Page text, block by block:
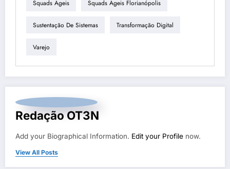
Squads Ágeis Squads Ágeis Florianópolis
Sustentação De Sistemas Transformação Digital
Varejo
Redação OT3N
Add your Biographical Information. Edit your Profile now.
View All Posts